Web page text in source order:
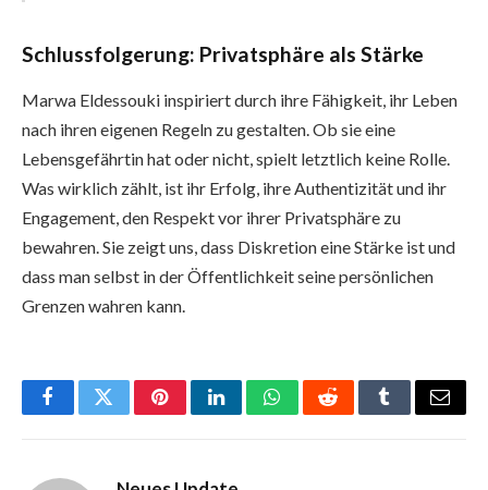
Schlussfolgerung: Privatsphäre als Stärke
Marwa Eldessouki inspiriert durch ihre Fähigkeit, ihr Leben
nach ihren eigenen Regeln zu gestalten. Ob sie eine
Lebensgefährtin hat oder nicht, spielt letztlich keine Rolle.
Was wirklich zählt, ist ihr Erfolg, ihre Authentizität und ihr
Engagement, den Respekt vor ihrer Privatsphäre zu
bewahren. Sie zeigt uns, dass Diskretion eine Stärke ist und
dass man selbst in der Öffentlichkeit seine persönlichen
Grenzen wahren kann.
FacebookTwitterPinterestLinkedInWhatsAppRedditTumblrEmail